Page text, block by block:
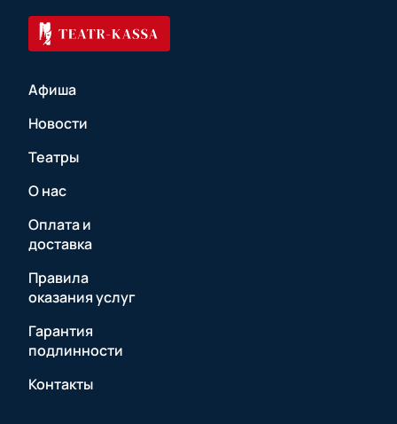
Афиша
Новости
Театры
О нас
Оплата и
доставка
Правила
оказания услуг
Гарантия
подлинности
Контакты